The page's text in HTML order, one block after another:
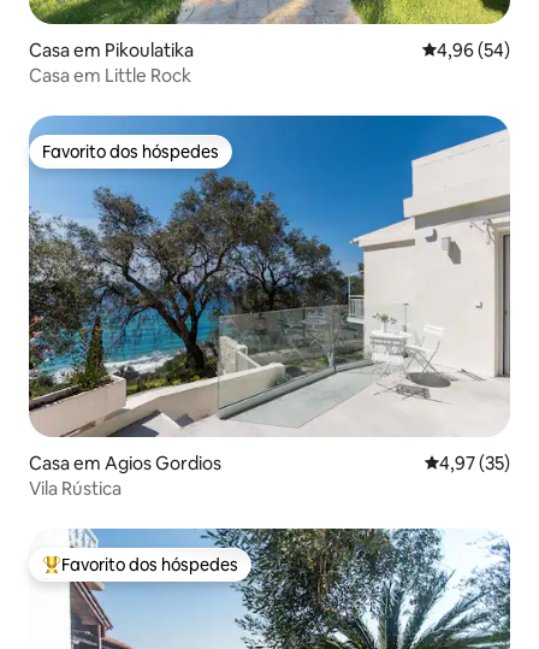
Casa em Pikoulatika Classificação
4,96 (54)
Casa em Little Rock
Favorito dos hóspedes
Favorito dos hóspedes
Casa em Agios Gordios Classificação
4,97 (35)
Vila Rústica
Favoritos dos hóspedes mais apreciados
Favorito dos hóspedes